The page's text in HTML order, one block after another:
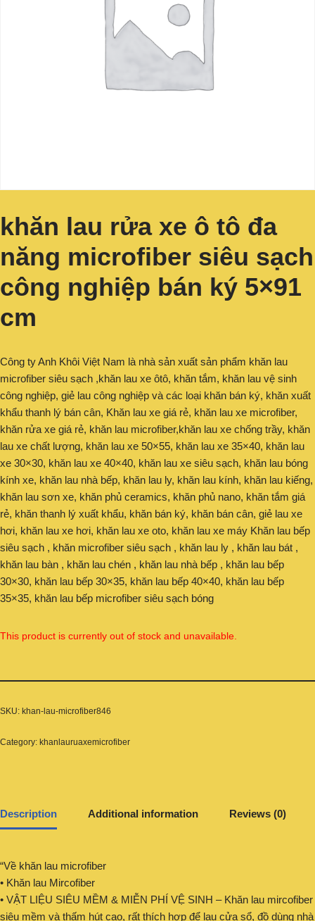
khăn lau rửa xe ô tô đa
năng microfiber siêu sạch
công nghiệp bán ký 5×91
cm
Công ty Anh Khôi Việt Nam là nhà sản xuất sản phẩm khăn lau
microfiber siêu sạch ,khăn lau xe ôtô, khăn tắm, khăn lau vệ sinh
công nghiệp, giẻ lau công nghiệp và các loại khăn bán ký, khăn xuất
khẩu thanh lý bán cân, Khăn lau xe giá rẻ, khăn lau xe microfiber,
khăn rửa xe giá rẻ, khăn lau microfiber,khăn lau xe chống trầy, khăn
lau xe chất lượng, khăn lau xe 50×55, khăn lau xe 35×40, khăn lau
xe 30×30, khăn lau xe 40×40, khăn lau xe siêu sạch, khăn lau bóng
kính xe, khăn lau nhà bếp, khăn lau ly, khăn lau kính, khăn lau kiếng,
khăn lau sơn xe, khăn phủ ceramics, khăn phủ nano, khăn tắm giá
rẻ, khăn thanh lý xuất khẩu, khăn bán ký, khăn bán cân, giẻ lau xe
hơi, khăn lau xe hơi, khăn lau xe oto, khăn lau xe máy Khăn lau bếp
siêu sạch , khăn microfiber siêu sạch , khăn lau ly , khăn lau bát ,
khăn lau bàn , khăn lau chén , khăn lau nhà bếp , khăn lau bếp
30×30, khăn lau bếp 30×35, khăn lau bếp 40×40, khăn lau bếp
35×35, khăn lau bếp microfiber siêu sạch bóng
This product is currently out of stock and unavailable.
SKU: khan-lau-microfiber846
Category: khanlauruaxemicrofiber
Description Additional information Reviews (0)
“Về khăn lau microfiber
• Khăn lau Mircofiber
• VẬT LIỆU SIÊU MỀM & MIỄN PHÍ VỆ SINH – Khăn lau mircofiber
siêu mềm và thấm hút cao, rất thích hợp để lau cửa sổ, đồ dùng nhà